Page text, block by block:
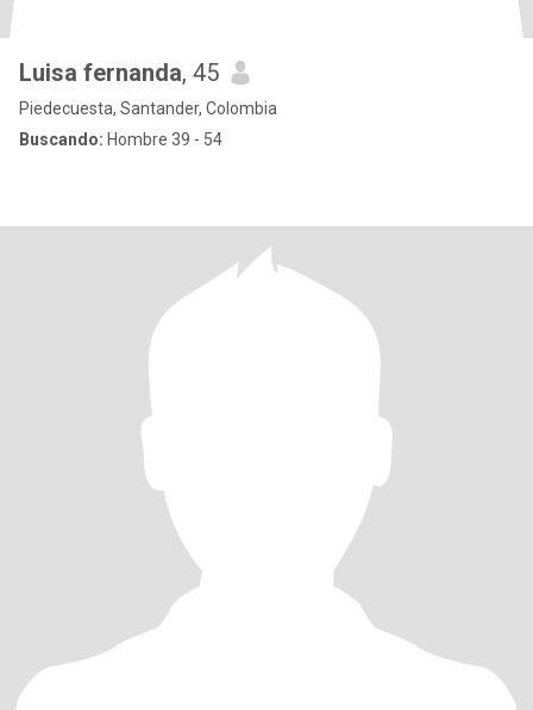
Luisa fernanda, 45
Piedecuesta, Santander, Colombia
Buscando: Hombre 39 - 54